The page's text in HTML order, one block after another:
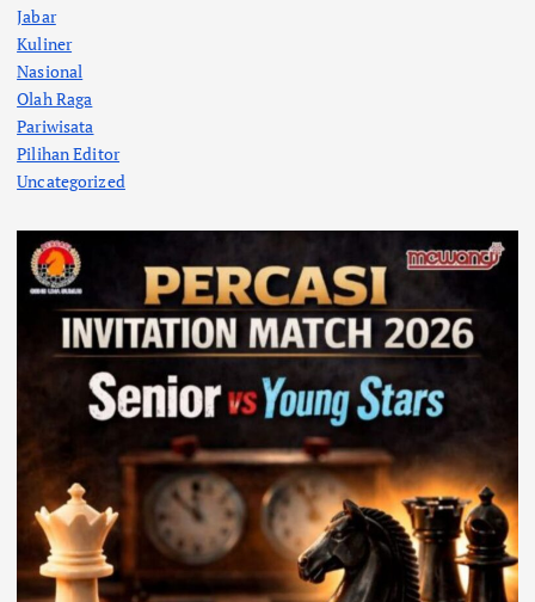
Jabar
Kuliner
Nasional
Olah Raga
Pariwisata
Pilihan Editor
Uncategorized